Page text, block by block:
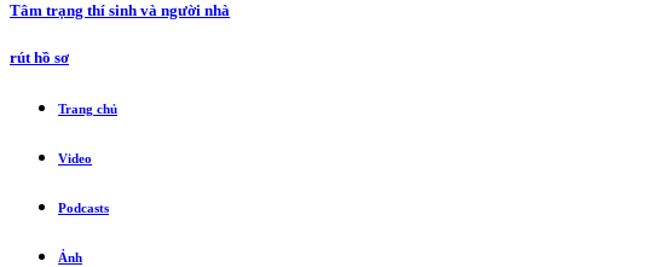
Tâm trạng thí sinh và người nhà
rút hồ sơ
Trang chủ
Video
Podcasts
Ảnh